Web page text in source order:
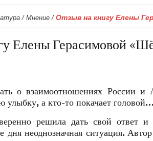
/ Мнение/ Отзыв на книгу Елены
Елены Герасимовой
о взаимоотношениях России
улыбку, а кто-то покачает головой…
решила дать свой ответ
дня неоднозначная ситуация.